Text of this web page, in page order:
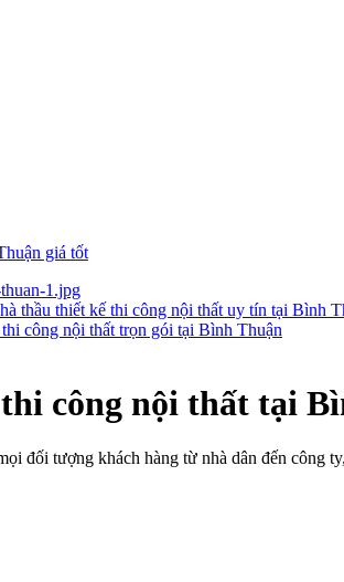
giá tốt
công nội thất tại
đối tượng khách hàng từ nhà dân đến công